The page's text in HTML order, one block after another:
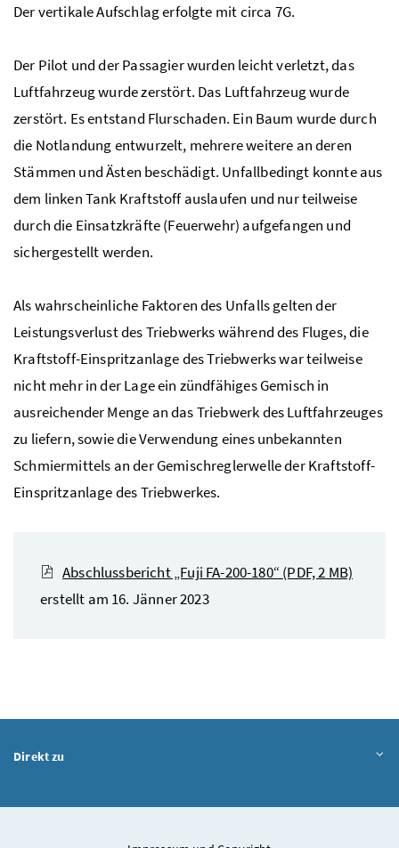
Der vertikale Aufschlag erfolgte mit circa 7G.
Der Pilot und der Passagier wurden leicht verletzt, das
Luftfahrzeug wurde zerstört. Das Luftfahrzeug wurde
zerstört. Es entstand Flurschaden. Ein Baum wurde durch
die Notlandung entwurzelt, mehrere weitere an deren
Stämmen und Ästen beschädigt. Unfallbedingt konnte aus
dem linken Tank Kraftstoff auslaufen und nur teilweise
durch die Einsatzkräfte (Feuerwehr) aufgefangen und
sichergestellt werden.
Als wahrscheinliche Faktoren des Unfalls gelten der
Leistungsverlust des Triebwerks während des Fluges, die
Kraftstoff-Einspritzanlage des Triebwerks war teilweise
nicht mehr in der Lage ein zündfähiges Gemisch in
ausreichender Menge an das Triebwerk des Luftfahrzeuges
zu liefern, sowie die Verwendung eines unbekannten
Schmiermittels an der Gemischreglerwelle der Kraftstoff-
Einspritzanlage des Triebwerkes.
Abschlussbericht „Fuji FA-200-180“ (PDF, 2 MB)
erstellt am 16. Jänner 2023
Direkt zu